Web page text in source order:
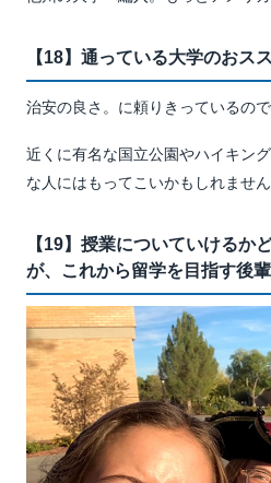
【18】通っている大学のおス
治安の良さ。に頼りきっているの
近くに有名な国立公園やハイキン
な人にはもってこいかもしれません
【19】授業についていけるか
が、これから留学を目指す後